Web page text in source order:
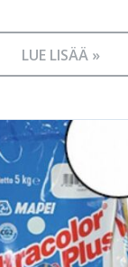
LUE LISÄÄ »